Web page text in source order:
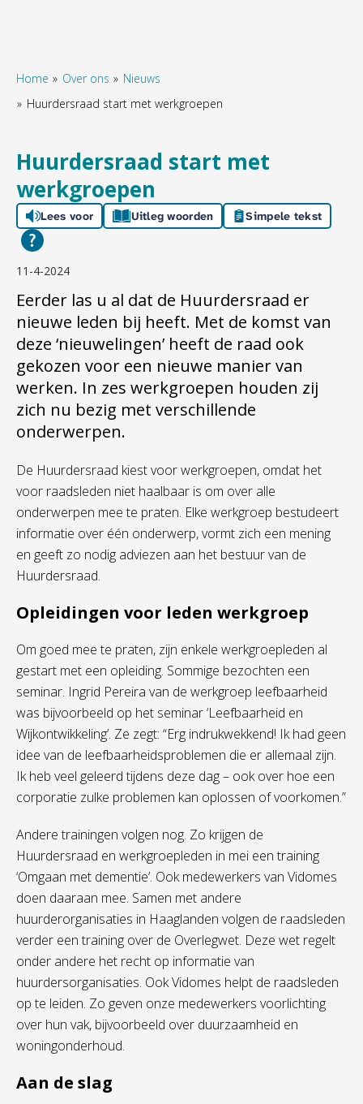
Home Over ons
Nieuws
Huurdersraad start met werkgroepen
Huurdersraad start met
werkgroepen
Lees voor Uitleg woorden Simpele tekst
11-4-2024
Eerder las u al dat de Huurdersraad er
nieuwe leden bij heeft. Met de komst van
deze ‘nieuwelingen’ heeft de raad ook
gekozen voor een nieuwe manier van
werken. In zes werkgroepen houden zij
zich nu bezig met verschillende
onderwerpen.
De Huurdersraad kiest voor werkgroepen, omdat het
voor raadsleden niet haalbaar is om over alle
onderwerpen mee te praten. Elke werkgroep bestudeert
informatie over één onderwerp, vormt zich een mening
en geeft zo nodig adviezen aan het bestuur van de
Huurdersraad.
Opleidingen voor leden werkgroep
Om goed mee te praten, zijn enkele werkgroepleden al
gestart met een opleiding. Sommige bezochten een
seminar. Ingrid Pereira van de werkgroep leefbaarheid
was bijvoorbeeld op het seminar ‘Leefbaarheid en
Wijkontwikkeling’. Ze zegt: “Erg indrukwekkend! Ik had geen
idee van de leefbaarheidsproblemen die er allemaal zijn.
Ik heb veel geleerd tijdens deze dag – ook over hoe een
corporatie zulke problemen kan oplossen of voorkomen.”
Andere trainingen volgen nog. Zo krijgen de
Huurdersraad en werkgroepleden in mei een training
‘Omgaan met dementie’. Ook medewerkers van Vidomes
doen daaraan mee. Samen met andere
huurderorganisaties in Haaglanden volgen de raadsleden
verder een training over de Overlegwet. Deze wet regelt
onder andere het recht op informatie van
huurdersorganisaties. Ook Vidomes helpt de raadsleden
op te leiden. Zo geven onze medewerkers voorlichting
over hun vak, bijvoorbeeld over duurzaamheid en
woningonderhoud.
Aan de slag